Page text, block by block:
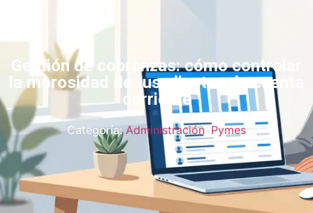
Gestión de cobranzas: cómo controlar
la morosidad de tus clientes de cuenta
corriente
Categoría:Administración, Pymes